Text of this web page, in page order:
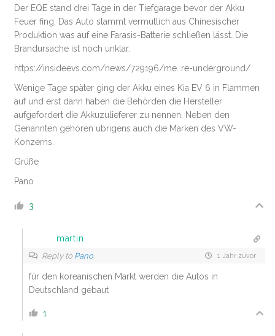
Der EQE stand drei Tage in der Tiefgarage bevor der Akku
Feuer fing. Das Auto stammt vermutlich aus Chinesischer
Produktion was auf eine Farasis-Batterie schließen lässt. Die
Brandursache ist noch unklar.
https://insideevs.com/news/729196/me…re-underground/
Wenige Tage später ging der Akku eines Kia EV 6 in Flammen
auf und erst dann haben die Behörden die Hersteller
aufgefordert die Akkuzulieferer zu nennen. Neben den
Genannten gehören übrigens auch die Marken des VW-
Konzerns.
Grüße
Pano
3
martin
Reply to Pano 1 Jahr zuvor
für den koreanischen Markt werden die Autos in
Deutschland gebaut
1